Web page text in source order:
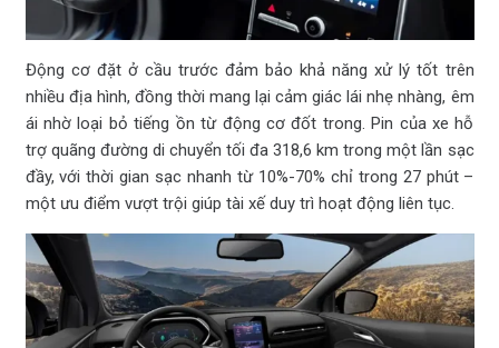
Động cơ đặt ở cầu trước đảm bảo khả năng xử lý tốt trên
nhiều địa hình, đồng thời mang lại cảm giác lái nhẹ nhàng, êm
ái nhờ loại bỏ tiếng ồn từ động cơ đốt trong. Pin của xe hỗ
trợ quãng đường di chuyển tối đa 318,6 km trong một lần sạc
đầy, với thời gian sạc nhanh từ 10%-70% chỉ trong 27 phút –
một ưu điểm vượt trội giúp tài xế duy trì hoạt động liên tục.